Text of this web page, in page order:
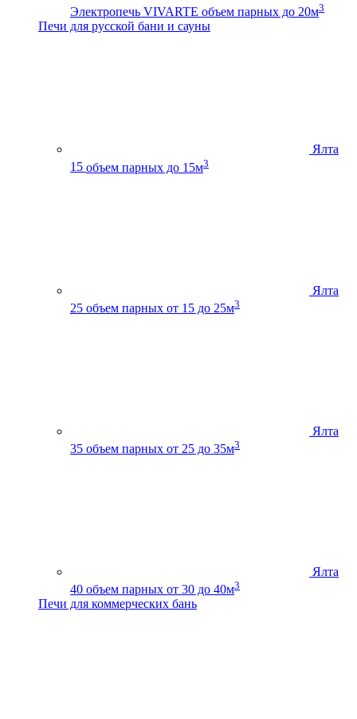
Электропечь VIVARTE объем парных до 20м3
Печи для русской бани и сауны
Ялта
15 объем парных до 15м3
Ялта
25 объем парных от 15 до 25м3
Ялта
35 объем парных от 25 до 35м3
Ялта
40 объем парных от 30 до 40м3
Печи для коммерческих бань